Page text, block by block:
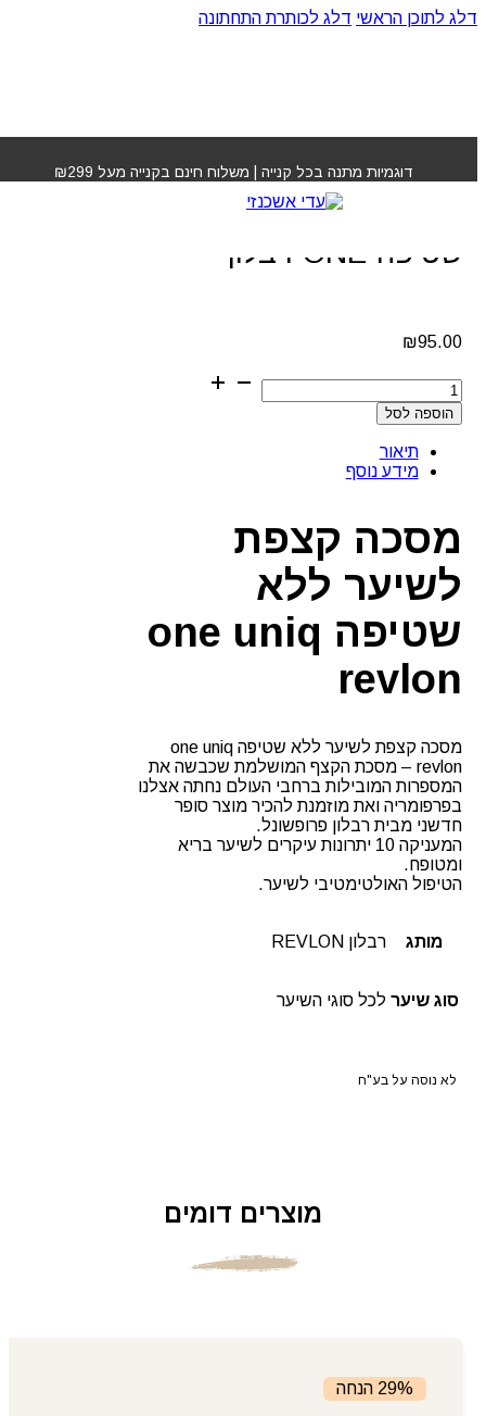
דלג לתוכן הראשי דלג לכותרת התחתונה
דוגמיות מתנה בכל קנייה | משלוח חינם בקנייה מעל ₪299
מסכה קצפת לשיער ללא
שטיפה ONE רבלון
₪95.00
כמות
של
מסכה
לשיער
ללא
רבלון
הוספה לסל
תיאור
מידע נוסף
מסכה קצפת
לשיער ללא
שטיפה one uniq
revlon
מסכה קצפת לשיער ללא שטיפה one uniq
revlon – מסכת הקצף המושלמת שכבשה את
המספרות המובילות ברחבי העולם נחתה אצלנו
בפרפומריה ואת מוזמנת להכיר מוצר סופר
חדשני מבית רבלון פרופשונל.
המעניקה 10 יתרונות עיקרים לשיער בריא
ומטופח.
הטיפול האולטימטיבי לשיער.
מותג רבלון REVLON
סוג שיער לכל סוגי השיער
לא נוסה על בע"ח
מוצרים דומים
29% הנחה